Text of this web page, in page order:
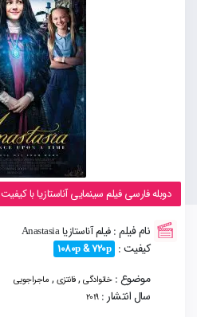
دوبله فارسی فیلم سینمایی آناستازیا با کیفیت 1080p & 720p
نام فیلم :فیلم آناستازیا Anastasia
کیفیت : 1080p & 720p
موضوع :خانوادگی ,فانتزی , ماجراجویی
سال انتشار :2019